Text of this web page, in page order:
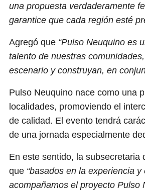
una propuesta verdaderamente
garantice que cada región esté
Agregó que “Pulso Neuquino es
talento de nuestras
escenario y construyan, en
Pulso Neuquino nace como una
localidades, promoviendo el
de calidad. El evento tendrá
de una jornada especialmente
En este sentido, la subsecretaria
que “basados en la experiencia
acompañamos el proyecto Pulso